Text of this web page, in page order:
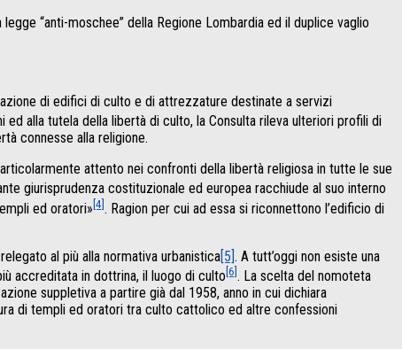
“anti-moschee” della Regione Lombardia ed il duplice vaglio
di edifici di culto e di attrezzature destinate a servizi
alla tutela della libertà di culto, la Consulta rileva ulteriori profili di
connesse alla religione.
attento nei confronti della libertà religiosa in tutte le sue
giurisprudenza costituzionale ed europea racchiude al suo interno
ed oratori» [4] . Ragion per cui ad essa si riconnettono l’edificio di
al più alla normativa urbanistica[5]. A tutt’oggi non esiste una
accreditata in dottrina, il luogo di culto [6] . La scelta del nomoteta
suppletiva a partire già dal 1958, anno in cui dichiara
di templi ed oratori tra culto cattolico ed altre confessioni